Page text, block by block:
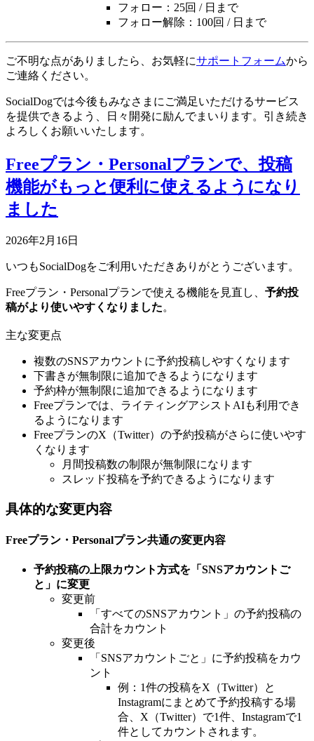
フォロー：25回 / 日まで
フォロー解除：100回 / 日まで
ご不明な点がありましたら、お気軽にサポートフォームから
ご連絡ください。
SocialDogでは今後もみなさまにご満足いただけるサービス
を提供できるよう、日々開発に励んでまいります。引き続き
よろしくお願いいたします。
Freeプラン・Personalプランで、投稿
機能がもっと便利に使えるようになり
ました
2026年2月16日
いつもSocialDogをご利用いただきありがとうございます。
Freeプラン・Personalプランで使える機能を見直し、 予約投
稿がより使いやすくなりました。
主な変更点
複数のSNSアカウントに予約投稿しやすくなります
下書きが無制限に追加できるようになります
予約枠が無制限に追加できるようになります
Freeプランでは、ライティングアシストAIも利用でき
るようになります
FreeプランのX（Twitter）の予約投稿がさらに使いやす
くなります
月間投稿数の制限が無制限になります
スレッド投稿を予約できるようになります
具体的な変更内容
Freeプラン・Personalプラン共通の変更内容
予約投稿の上限カウント方式を「SNSアカウントご
と」に変更
変更前
「すべてのSNSアカウント」の予約投稿の
合計をカウント
変更後
「SNSアカウントごと」に予約投稿をカウ
ント
例：1件の投稿をX（Twitter）と
Instagramにまとめて予約投稿する場
合、X（Twitter）で1件、Instagramで1
件としてカウントされます。